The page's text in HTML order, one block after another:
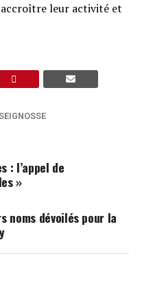
leur activité et
: l’appel de
»
noms dévoilés pour la